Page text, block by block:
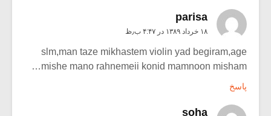
parisa
۱۸ خرداد ۱۳۸۹ در ۴:۴۷ ب٫ظ
slm,man taze mikhastem violin yad begiram,age
mishe mano rahnemeii konid mamnoon misham…
پاسخ
soha